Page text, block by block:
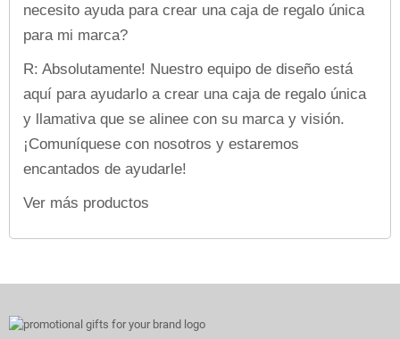
necesito ayuda para crear una caja de regalo única
para mi marca?
R: Absolutamente! Nuestro equipo de diseño está
aquí para ayudarlo a crear una caja de regalo única
y llamativa que se alinee con su marca y visión.
¡Comuníquese con nosotros y estaremos
encantados de ayudarle!
Ver más productos